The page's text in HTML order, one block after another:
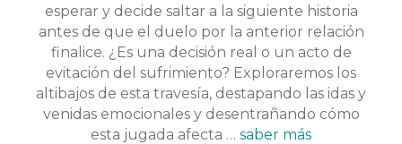
esperar y decide saltar a la siguiente historia
antes de que el duelo por la anterior relación
finalice. ¿Es una decisión real o un acto de
evitación del sufrimiento? Exploraremos los
altibajos de esta travesía, destapando las idas y
venidas emocionales y desentrañando cómo
esta jugada afecta … saber más